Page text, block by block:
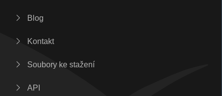
Blog
Kontakt
Soubory ke stažení
API